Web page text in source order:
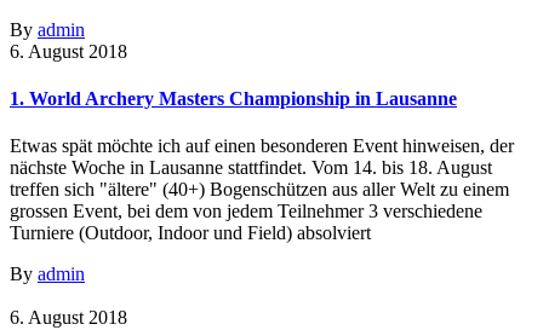
By admin
6. August 2018
1. World Archery Masters Championship in Lausanne
Etwas spät möchte ich auf einen besonderen Event hinweisen, der
nächste Woche in Lausanne stattfindet. Vom 14. bis 18. August
treffen sich "ältere" (40+) Bogenschützen aus aller Welt zu einem
grossen Event, bei dem von jedem Teilnehmer 3 verschiedene
Turniere (Outdoor, Indoor und Field) absolviert
By admin
6. August 2018